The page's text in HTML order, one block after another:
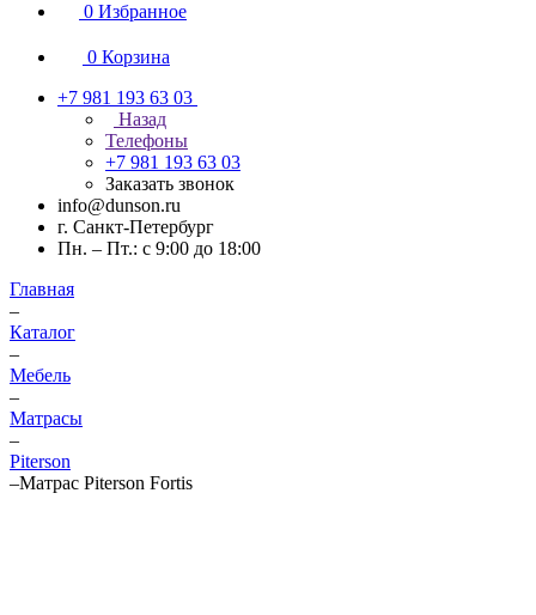
0 Избранное
0 Корзина
+7 981 193 63 03
Назад
Телефоны
+7 981 193 63 03
Заказать звонок
info@dunson.ru
г. Санкт-Петербург
Пн. – Пт.: с 9:00 до 18:00
Главная
–
Каталог
–
Мебель
–
Матрасы
–
Piterson
–Матрас Piterson Fortis